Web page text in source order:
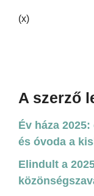
(x)
A szerző
Év háza
és óvoda a
Elindult a